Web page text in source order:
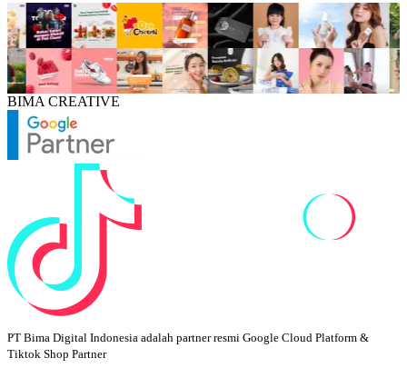
BIMA CREATIVE
PT Bima Digital Indonesia adalah partner resmi Google Cloud Platform &
Tiktok Shop Partner